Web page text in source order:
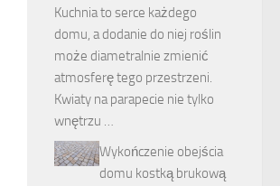
Kuchnia to serce każdego
domu, a dodanie do niej roślin
może diametralnie zmienić
atmosferę tego przestrzeni.
Kwiaty na parapecie nie tylko
wnętrzu …
Wykończenie obejścia
domu kostką brukową